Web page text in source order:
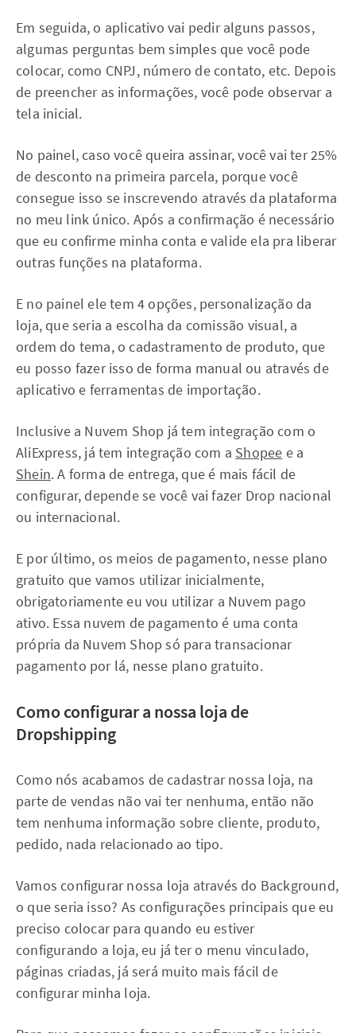
Em seguida, o aplicativo vai pedir alguns passos,
algumas perguntas bem simples que você pode
colocar, como CNPJ, número de contato, etc. Depois
de preencher as informações, você pode observar a
tela inicial.
No painel, caso você queira assinar, você vai ter 25%
de desconto na primeira parcela, porque você
consegue isso se inscrevendo através da plataforma
no meu link único. Após a confirmação é necessário
que eu confirme minha conta e valide ela pra liberar
outras funções na plataforma.
E no painel ele tem 4 opções, personalização da
loja, que seria a escolha da comissão visual, a
ordem do tema, o cadastramento de produto, que
eu posso fazer isso de forma manual ou através de
aplicativo e ferramentas de importação.
Inclusive a Nuvem Shop já tem integração com o
AliExpress, já tem integração com a Shopee e a
Shein. A forma de entrega, que é mais fácil de
configurar, depende se você vai fazer Drop nacional
ou internacional.
E por último, os meios de pagamento, nesse plano
gratuito que vamos utilizar inicialmente,
obrigatoriamente eu vou utilizar a Nuvem pago
ativo. Essa nuvem de pagamento é uma conta
própria da Nuvem Shop só para transacionar
pagamento por lá, nesse plano gratuito.
Como configurar a nossa loja de
Dropshipping
Como nós acabamos de cadastrar nossa loja, na
parte de vendas não vai ter nenhuma, então não
tem nenhuma informação sobre cliente, produto,
pedido, nada relacionado ao tipo.
Vamos configurar nossa loja através do Background,
o que seria isso? As configurações principais que eu
preciso colocar para quando eu estiver
configurando a loja, eu já ter o menu vinculado,
páginas criadas, já será muito mais fácil de
configurar minha loja.